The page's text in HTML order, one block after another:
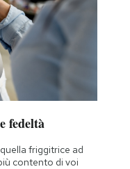
fedeltà
friggitrice ad
contento di voi